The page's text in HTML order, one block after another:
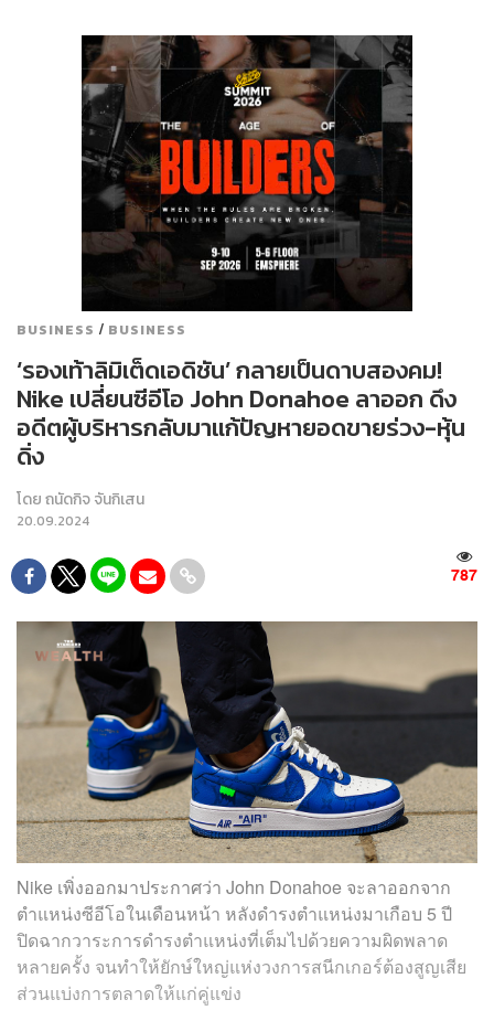
BUSINESS / BUSINESS
‘รองเท้าลิมิเต็ดเอดิชัน’ กลายเป็นดาบสองคม!
Nike เปลี่ยนซีอีโอ John Donahoe ลาออก ดึง
อดีตผู้บริหารกลับมาแก้ปัญหายอดขายร่วง-หุ้น
ดิ่ง
โดยถนัดกิจ จันกิเสน
20.09.2024
787
Nike เพิ่งออกมาประกาศว่า John Donahoe จะลาออกจาก
ตำแหน่งซีอีโอในเดือนหน้า หลังดำรงตำแหน่งมาเกือบ 5 ปี
ปิดฉากวาระการดำรงตำแหน่งที่เต็มไปด้วยความผิดพลาด
หลายครั้ง จนทำให้ยักษ์ใหญ่แห่งวงการสนีกเกอร์ต้องสูญเสีย
ส่วนแบ่งการตลาดให้แก่คู่แข่ง